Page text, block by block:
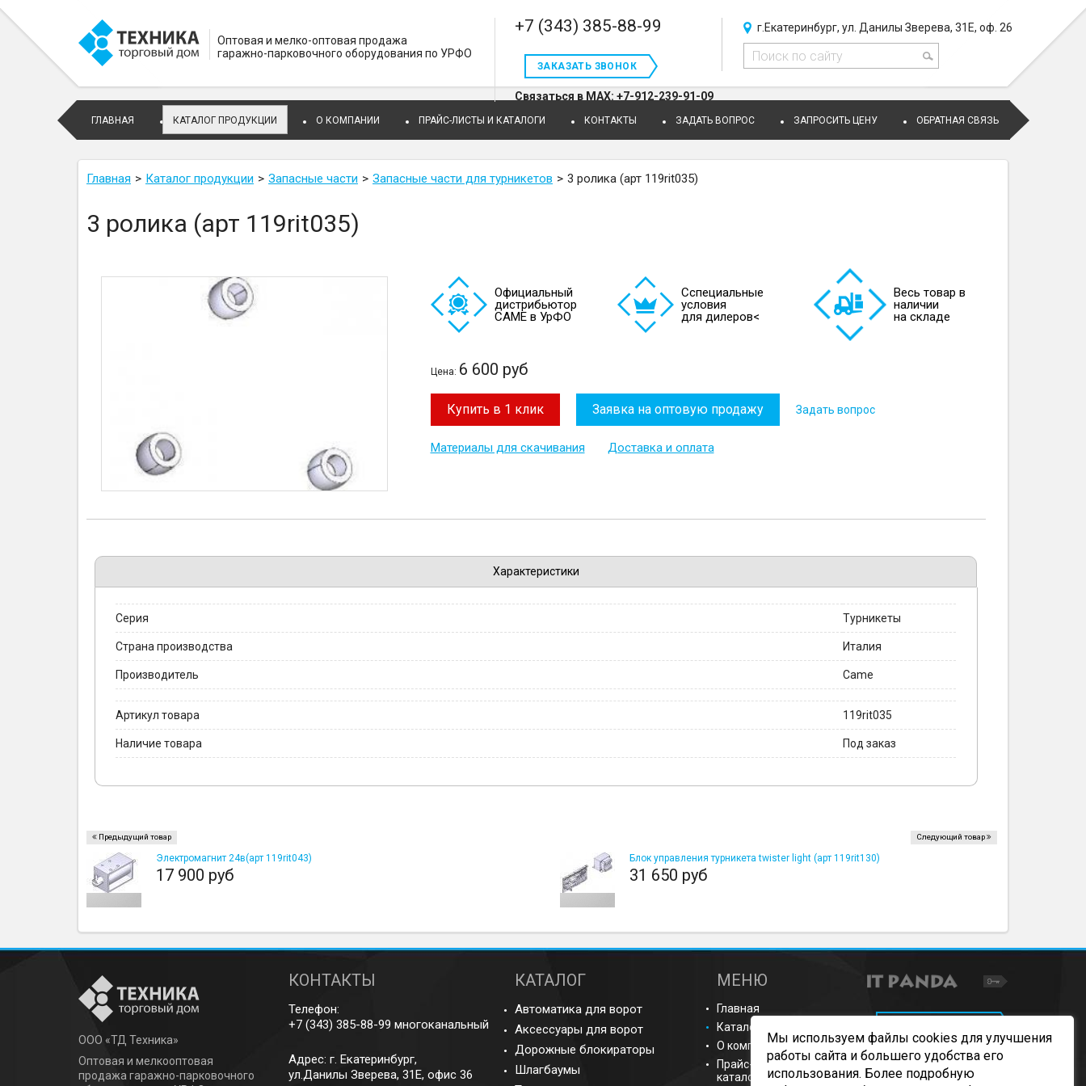
Оптовая и мелко-оптовая продажа
гаражно-парковочного оборудования по УРФО
+7 (343) 385-88-99
ЗАКАЗАТЬ ЗВОНОК
Связаться в MAX: +7-912-239-91-09
г.Екатеринбург, ул. Данилы Зверева, 31Е, оф. 26
ГЛАВНАЯ КАТАЛОГ ПРОДУКЦИИ О КОМПАНИИ ПРАЙС-ЛИСТЫ И КАТАЛОГИ КОНТАКТЫ ЗАДАТЬ ВОПРОС ЗАПРОСИТЬ ЦЕНУ ОБРАТНАЯ СВЯЗЬ
Главная Каталог продукции Запасные части Запасные части для турникетов 3 ролика (арт 119rit035)
3 ролика (арт 119rit035)
Официальный
дистрибьютор
САМЕ в УрФО
Cспециальные
условия
для дилеров<
Весь товар в
наличии
на складе
Цена: 6 600 руб
Купить в 1 клик Заявка на оптовую продажу Задать вопрос
Материалы для скачивания Доставка и оплата
Характеристики
Серия Турникеты
Страна производства Италия
Производитель Came
Артикул товара 119rit035
Наличие товара Под заказ
Следующий товар
Блок управления турникета twister light (арт 119rit130)
31 650 руб
Предыдущий товар
Электромагнит 24в(арт 119rit043)
17 900 руб
ООО «ТД Техника»
Оптовая и мелкооптовая
продажа гаражно-парковочного
КОНТАКТЫ
Телефон:
+7 (343) 385-88-99 многоканальный
Адрес: г. Екатеринбург,
ул.Данилы Зверева, 31Е, офис 36
КАТАЛОГ
Автоматика для ворот
Аксессуары для ворот
Дорожные блокираторы
Шлагбаумы
МЕНЮ
Главная
Каталог продукции
О компании
Прайс-листы и
каталоги
Мы используем файлы cookies для улучшения
работы сайта и большего удобства его
использования. Более подробную